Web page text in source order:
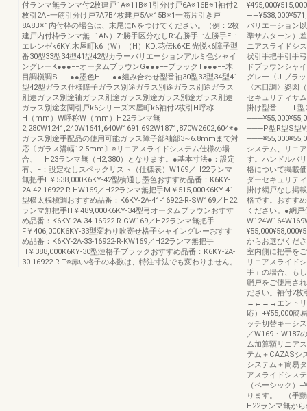
付ランマ無ランマ付2枚建戸1A※11B※1引分け戸6A※16B※1袖付2
枚引2A−一筋引分け戸7A7B4枚建戸5A※15B※1一筋片引き戸
8A8B※1内付枠の場合は、末尾にNをつけてください。（例：2枚
建戸内付枠ランマ無…1AN）Z:勝手区分なしR:右勝手L:左勝手EL:
エレンゼk6KY:木屋町k6（W）（H）KD:花伝k6KE:光悦k6障子型
番30型33型34型41型42型カラーバリエーションアルミ色シャイ
ングレーK●●●−−オータムブラウンG●●●−−ブラックT●●●−−木
目調槇調S−−−●●墨色H−−−●●組み合わせ型番袖30型33型34型41
型42型ガラス仕様障子ガラス別途ガラス別途ガラス別途ガラス
別途ガラス別途袖ガラス別途ガラス別途ガラス別途ガラス別途
ガラス別途玄関引戸k6シリーズ木屋町k6袖付2枚引H呼称
H（mm）W呼称W（mm）H22ランマ無
2,280W1241,240̶̶W1641,640̶̶W1691,692̶̶W1871,870̶̶W2602,604※●
ガラス別途手配品の使用可能ガラス障子部袖部3∼6.8mmまで対
応〔ガラス溝幅12.5mm〕※リニアスライドシステム仕様の場
合、 H23ランマ無（H2,380）となります。●基本寸法●：設定
有、−：設定なしスペックリスト（仕様表）W169／H22ランマ
無把手L￥538,000K6KY-42型横通し墨色おすすめ品番：K6KY-
2A-42-16922-R-HW169／H22ランマ無把手M￥515,000K6KY-41
型横太桟槇調おすすめ品番：K6KY-2A-41-16922-R-SW169／H22
ランマ無把手H￥489,000K6KY-34型弓オータムブラウンおすす
め品番：K6KY-2A-34-16922-R-GW169／H22ランマ無把手
F￥406,000K6KY-33型変わり吹寄せ格子シャイングレーおすす
め品番：K6KY-2A-33-16922-R-KW169／H22ランマ無把手
H￥388,000K6KY-30型漣格子ブラックおすすめ品番：K6KY-2A-
30-16922-R-T※赤い格子の本数は、特注寸法でも変わりません。
バリエーション
準サムターン）
ニアスライドシ
状引手把手引手
ドブラウンシャ
グレー〈J-ブラ
〈木目調〉姿
セキュリティサ
掛け型番───F型
───P型R型S型V
システム、リニ
す。ハンドルバ
格について掲載
ダーセキュリテ
掛け網戸なし掲
格です。おすす
ください。●網
からお選びくだ
室内側に把手を
リニアスライド
手」の場合、も
網戸をご使用さ
ださい。袖付2枚
←←→→エントリ
応）+¥55,000簡
ッチ切替キーシ
／W169・W187
ム加算額リニア
テム＋CAZASシ
システム＋簡易
アスライドシス
（ベーシック）
ります。 （手
H22ランマ無か